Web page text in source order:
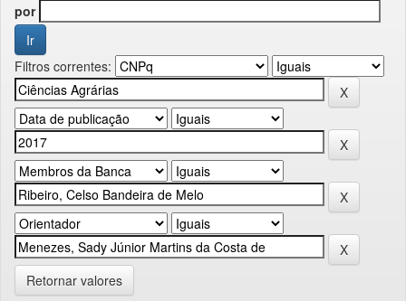
por
Filtros correntes:
Retornar valores